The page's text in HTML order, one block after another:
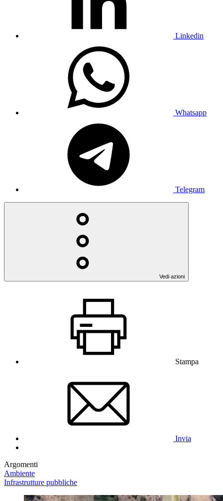
Linkedin
Whatsapp
Telegram
Vedi azioni
Stampa
Invia
Argomenti
Ambiente
Infrastrutture pubbliche